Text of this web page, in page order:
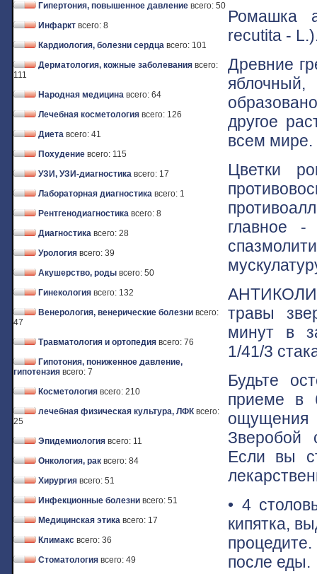
Гипертония, повышенное давление всего: 50
Инфаркт всего: 8
Кардиология, болезни сердца всего: 101
Дерматология, кожные заболевания всего:
111
Народная медицина всего: 64
Лечебная косметология всего: 126
Диета всего: 41
Похудение всего: 115
УЗИ, УЗИ-диагностика всего: 17
Лабораторная диагностика всего: 1
Рентгенодиагностика всего: 8
Диагностика всего: 28
Урология всего: 39
Акушерство, роды всего: 50
Гинекология всего: 132
Венерология, венерические болезни всего:
47
Травматология и ортопедия всего: 76
Гипотония, пониженное давление,
гипотензия всего: 7
Косметология всего: 210
лечебная физическая культура, ЛФК всего:
25
Эпидемиология всего: 11
Онкология, рак всего: 84
Хирургия всего: 51
Инфекционные болезни всего: 51
Медицинская этика всего: 17
Климакс всего: 36
Стоматология всего: 49
Ромашка
recutita -
Древние
другое
всем мире.
Цветки
главное -
травы
минут в
1/41/3
Будьте
приеме в
ощущения
Зверобой
Если вы
• 4
кипятка,
после еды.